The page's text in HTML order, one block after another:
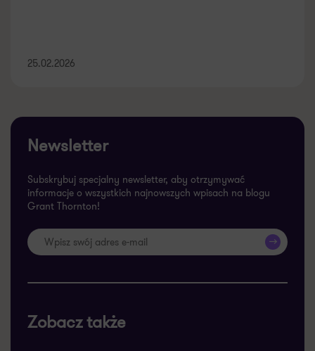
25.02.2026
Newsletter
Subskrybuj specjalny newsletter, aby otrzymywać
informacje o wszystkich najnowszych wpisach na blogu
Grant Thornton!
>>
Zobacz także